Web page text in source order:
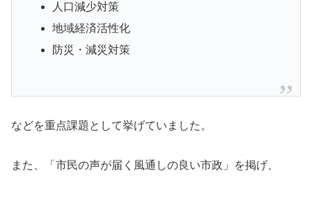
人口減少対策
地域経済活性化
防災・減災対策
などを重点課題として挙げていました。
また、「市民の声が届く風通しの良い市政」を掲げ、